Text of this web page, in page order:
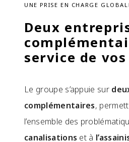
UNE PRISE EN CHARGE
Deux
service de
Le groupe s’appuie sur
complémentaires,
l’ensemble des
canalisations et à